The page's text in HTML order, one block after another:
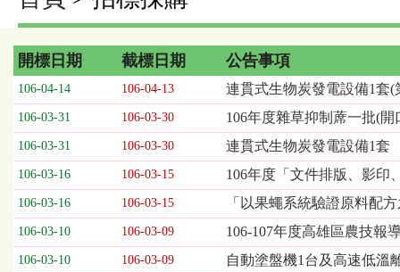
招
標
採
購
列
表，
欄
位
依
序
開標日期 截標日期 公告事項
106-04-14 106-04-13 連貫式生物炭發電設備1套(
106-03-31 106-03-30 106年度雜草抑制蓆一批(開
106-03-31 106-03-30 連貫式生物炭發電設備1套
106-03-16 106-03-15 106年度「文件排版、影印
106-03-16 106-03-15 「以果蠅系統驗證原料配
106-03-10 106-03-09 106-107年度高雄區農技報
106-03-10 106-03-09 自動塗盤機1台及高速低溫